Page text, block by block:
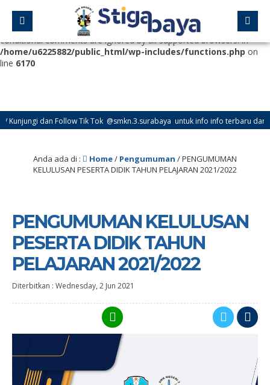
Deprecated
: Function WP_Dependencies->add_data() was called
with an argument that is
deprecated
since version 6.9.0! IE
conditional comments are ignored by all supported browsers. in
/home/u6225882/public_html/wp-includes/functions.php on
line 6170
dan Follow Tik Tok @smkn.3.surabaya untuk info info terbaru dari SMK
Anda ada di : Home/ Pengumuman /PENGUMUMAN
KELULUSAN PESERTA DIDIK TAHUN PELAJARAN 2021/2022
PENGUMUMAN KELULUSAN
PESERTA DIDIK TAHUN
PELAJARAN 2021/2022
Diterbitkan : Wednesday, 2 Jun 2021